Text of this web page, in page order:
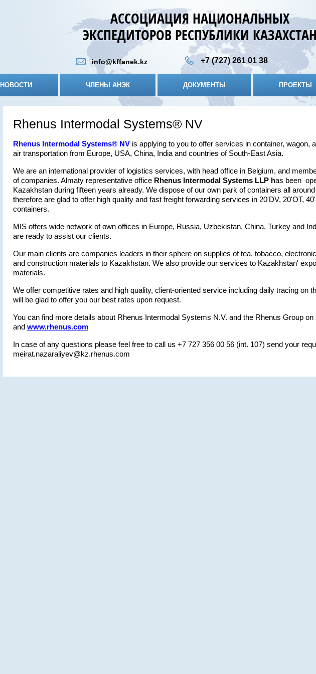
АССОЦИАЦИЯ НАЦИОНАЛЬНЫХ
ЭКСПЕДИТОРОВ РЕСПУБЛИКИ
info@kffanek.kz +7 (727) 261 01 38
НОВОСТИ ЧЛЕНЫ АНЭК ДОКУМЕНТЫ ПРОЕКТЫ
Rhenus Intermodal Systems® NV
Rhenus Intermodal Systems® NV is applying to you to offer services in container, wagon,
air transportation from Europe, USA, China, India and countries of South-East Asia.
We are an international provider of logistics services, with head office in Belgium, and
of companies. Almaty representative office Rhenus Intermodal Systems LLP has been
Kazakhstan during fifteen years already. We dispose of our own park of containers all
therefore are glad to offer high quality and fast freight forwarding services in 20'DV, 20'OT,
containers.
MIS offers wide network of own offices in Europe, Russia, Uzbekistan, China, Turkey and
are ready to assist our clients.
Our main clients are companies leaders in their sphere on supplies of tea, tobacco,
and construction materials to Kazakhstan. We also provide our services to Kazakhstan'
materials.
We offer competitive rates and high quality, client-oriented service including daily tracing on
will be glad to offer you our best rates upon request.
You can find more details about Rhenus Intermodal Systems N.V. and the Rhenus Group on
and www.rhenus.com
In case of any questions please feel free to call us +7 727 356 00 56 (int. 107) send your
meirat.nazaraliyev@kz.rhenus.com